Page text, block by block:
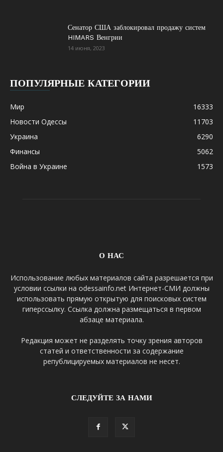
Сенатор США заблокировал продажу систем
HIMARS Венгрии
14 июня, 2023
ПОПУЛЯРНЫЕ КАТЕГОРИИ
Мир
16333
Новости Одессы
11703
Украина
6290
Финансы
5062
Война в Украине
1573
О НАС
Использование любых материалов сайта разрешается при
условии ссылки на odessainfo.net Интернет-СМИ должны
использовать прямую открытую для поисковых систем
гиперссылку. Ссылка должна размещаться в первом
абзаце материала.
Редакция может не разделять точку зрения авторов
статей и ответственности за содержание
републицируемых материалов не несет.
СЛЕДУЙТЕ ЗА НАМИ